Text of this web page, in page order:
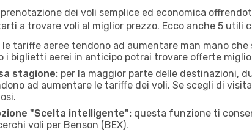
dei voli semplice ed economica
a trovare voli al miglior prezzo. Ecco anche 5 utili
le tariffe aeree tendono ad aumentare man mano
i biglietti aerei in anticipo potrai trovare offerte
stagione: per la maggior parte delle destinazioni,
ad aumentare le tariffe dei voli. Se scegli di
"Scelta intelligente": questa funzione ti
voli per Benson (BEX).